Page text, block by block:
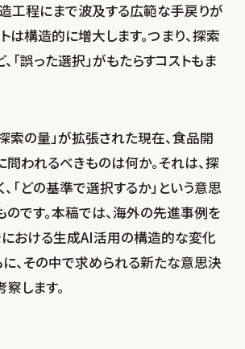
工程にまで波及する広範な手戻りが
は構造的に増大します。つまり、探索
「誤った選択」がもたらすコストもま
索の量」が拡張された現在、食品開
われるべきものは何か。それは、探
「どの基準で選択するか」という意思
です。本稿では、海外の先進事例を
における生成AI活用の構造的な変化
、その中で求められる新たな意思決
します。